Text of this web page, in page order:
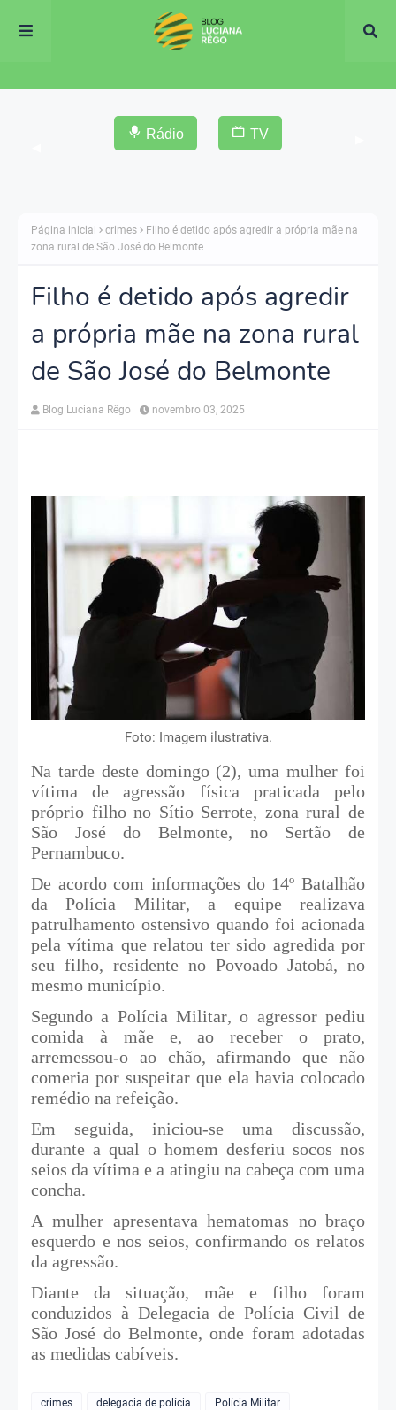
Rádio TV
Página inicial crimes
Filho é detido após agredir a própria mãe na
zona rural de São José do Belmonte
Filho é detido após agredir
a própria mãe na zona rural
de São José do Belmonte
Blog Luciana Rêgo novembro 03, 2025
Foto: Imagem ilustrativa.
Na tarde deste domingo (2), uma mulher foi
vítima de agressão física praticada pelo
próprio filho no Sítio Serrote, zona rural de
São José do Belmonte, no Sertão de
Pernambuco.
De acordo com informações do 14º Batalhão
da Polícia Militar, a equipe realizava
patrulhamento ostensivo quando foi acionada
pela vítima que relatou ter sido agredida por
seu filho, residente no Povoado Jatobá, no
mesmo município.
Segundo a Polícia Militar, o agressor pediu
comida à mãe e, ao receber o prato,
arremessou-o ao chão, afirmando que não
comeria por suspeitar que ela havia colocado
remédio na refeição.
Em seguida, iniciou-se uma discussão,
durante a qual o homem desferiu socos nos
seios da vítima e a atingiu na cabeça com uma
concha.
A mulher apresentava hematomas no braço
esquerdo e nos seios, confirmando os relatos
da agressão.
Diante da situação, mãe e filho foram
conduzidos à Delegacia de Polícia Civil de
São José do Belmonte, onde foram adotadas
as medidas cabíveis.
crimes delegacia de polícia
Polícia Militar